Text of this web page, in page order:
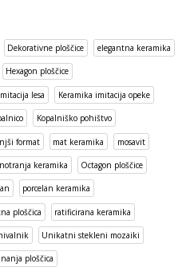
Dekorativne ploščice elegantna keramika
Hexagon ploščice
lesa Keramika imitacija opeke
Kopalniško pohištvo
format mat keramika mosavit
notranja keramika Octagon ploščice
porcelan keramika
ploščica ratificirana keramika
Unikatni stekleni mozaiki
ploščica